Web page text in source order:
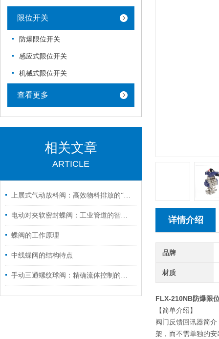
详情介绍
品牌
材质
FLX-210NB防爆限
【简单介绍】
阀门反馈回讯器简
架，而不需单独的
限位开关
防爆限位开关
感应式限位开关
机械式限位开关
查看更多
相关文章
ARTICLE
上展式气动放料阀：高效物料排放的“气动先锋”
电动对夹软密封蝶阀：工业管道的智慧守护者
蝶阀的工作原理​
中线蝶阀的结构特点
手动三通螺纹球阀：精确流体控制的理想选择